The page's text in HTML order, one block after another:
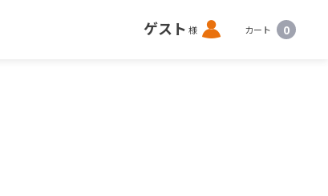
ゲスト 様 ロ
グ
カート 0